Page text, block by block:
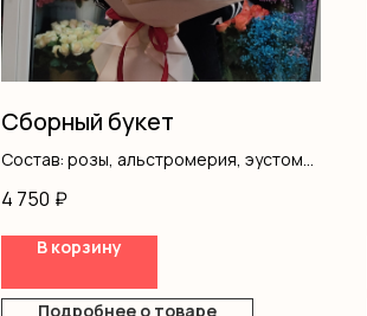
Сборный букет
Состав: розы, альстромерия, эустома,
4 750 ₽
В корзину
Подробнее о товаре